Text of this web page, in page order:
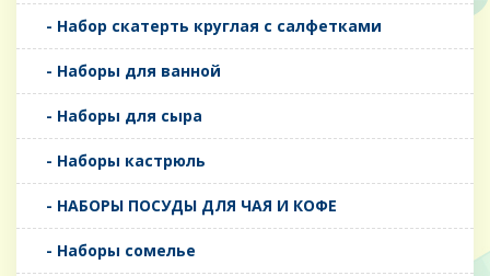
- Набор скатерть круглая с салфетками
- Наборы для ванной
- Наборы для сыра
- Наборы кастрюль
- НАБОРЫ ПОСУДЫ ДЛЯ ЧАЯ И КОФЕ
- Наборы сомелье